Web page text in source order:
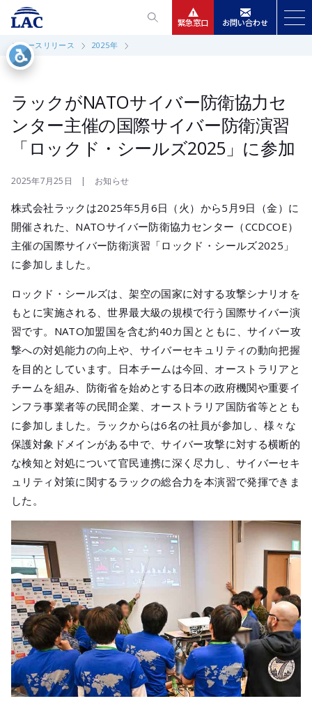
緊急窓口 お問い合わせ
ニュースリリース
会社情報
採用
メールマガ
公式SNS
ニュースリリース 2025年
ラックがNATOサイバー防衛協力セ
ンター主催の国際サイバー防衛演習
「ロックド・シールズ2025」に参加
2025年7月25日 | お知らせ
株式会社ラックは2025年5月6日（火）から5月9日（金）に
開催された、NATOサイバー防衛協力センター（CCDCOE）
主催の国際サイバー防衛演習「ロックド・シールズ2025」
に参加しました。
ロックド・シールズは、架空の国家に対する攻撃シナリオを
もとに実施される、世界最大級の規模で行う国際サイバー演
習です。NATO加盟国を含む約40カ国とともに、サイバー攻
撃への対処能力の向上や、サイバーセキュリティの動向把握
を目的としています。日本チームは今回、オーストラリアと
チームを組み、防衛省を始めとする日本の政府機関や重要イ
ンフラ事業者等の民間企業、オーストラリア国防省等ととも
に参加しました。ラックからは6名の社員が参加し、様々な
保護対象ドメインがある中で、サイバー攻撃に対する横断的
な検知と対処について官民連携に深く尽力し、サイバーセキ
ュリティ対策に関するラックの総合力を本演習で発揮できま
した。